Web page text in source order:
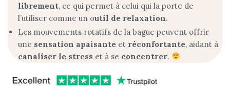
librement, ce qui permet à celui qui la porte de
l’utiliser comme un outil de relaxation.
Les mouvements rotatifs de la bague peuvent offrir
une sensation apaisante et réconfortante, aidant à
canaliser le stress et à se concentrer.